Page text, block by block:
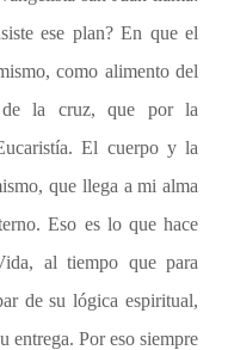
ese plan? En que el
como alimento del
de la cruz, que por la
El cuerpo y la
que llega a mi alma
Eso es lo que hace
al tiempo que para
de su lógica espiritual,
entrega. Por eso siempre